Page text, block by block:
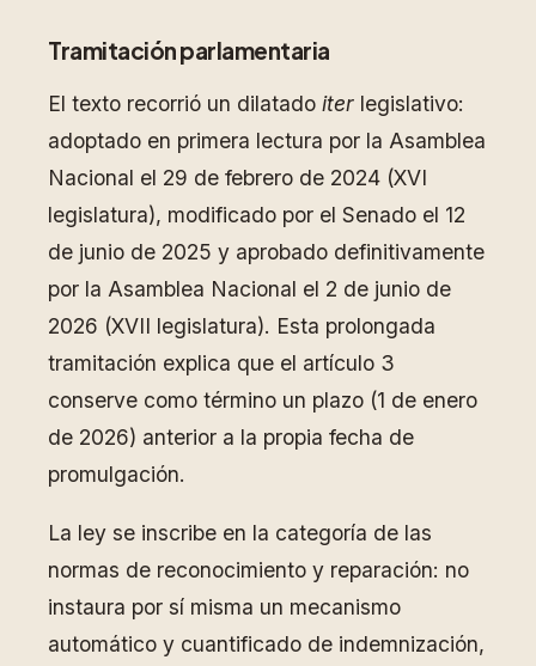
Tramitación parlamentaria
El texto recorrió un dilatado iter legislativo:
adoptado en primera lectura por la Asamblea
Nacional el 29 de febrero de 2024 (XVI
legislatura), modificado por el Senado el 12
de junio de 2025 y aprobado definitivamente
por la Asamblea Nacional el 2 de junio de
2026 (XVII legislatura). Esta prolongada
tramitación explica que el artículo 3
conserve como término un plazo (1 de enero
de 2026) anterior a la propia fecha de
promulgación.
La ley se inscribe en la categoría de las
normas de reconocimiento y reparación: no
instaura por sí misma un mecanismo
automático y cuantificado de indemnización,